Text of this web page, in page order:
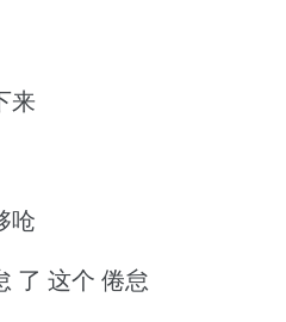
来
呛
了 这个 倦怠